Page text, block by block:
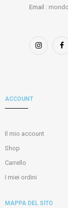
Email :
ACCOUNT
Il mio account
Shop
Carrello
I miei ordini
MAPPA DEL SITO